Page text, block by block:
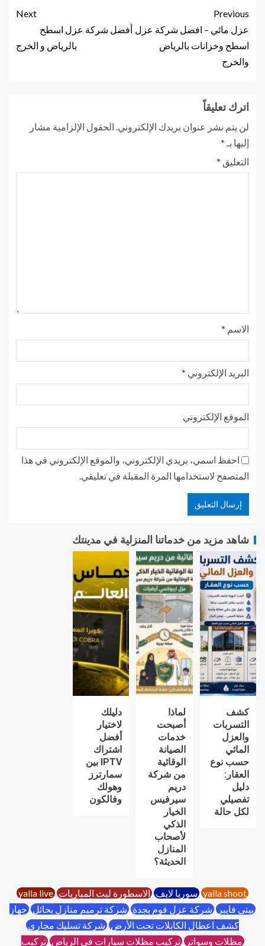
Previous
عزل مائي – افضل شركة عزل
اسطح وخزانات بالرياض
والخرج
Next
أفضل شركة عزل اسطح
بالرياض و الخرج
اترك تعليقاً
لن يتم نشر عنوان بريدك الإلكتروني. الحقول الإلزامية مشار
إليها بـ *
التعليق *
الاسم *
البريد الإلكتروني *
الموقع الإلكتروني
احفظ اسمي، بريدي الإلكتروني، والموقع الإلكتروني في هذا
المتصفح لاستخدامها المرة المقبلة في تعليقي.
شاهد مزيد من خدماتنا المنزلية في مدينتك
كشف
التسربات
والعزل
المائي
حسب نوع
العقار:
دليل
تفصيلي
لكل حالة
لماذا
أصبحت
خدمات
الصيانة
الوقائية
من شركة
دريم
سيرفيس
الخيار
الذكي
لأصحاب
المنازل
الحديثة؟
دليلك
لاختيار
أفضل
اشتراك
IPTV بين
سمارترز
وهولك
وفالكون
yalla shoot سوريا لايفالاسطورة لبث المبارياتyalla live
بيتي فايبرشركة عزل فوم بجدةشركة ترميم منازل بحائلجهاز
كشف اعطال الكابلات تحت الأرضشركة تسليك مجاري
مظلات وسواترتركيب مظلات سيارات في الرياضتركيب